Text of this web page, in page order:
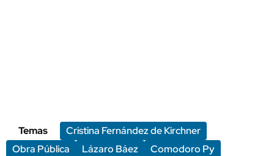
Temas
Cristina Fernández de Kirchner
Obra Pública
Lázaro Báez Comodoro Py